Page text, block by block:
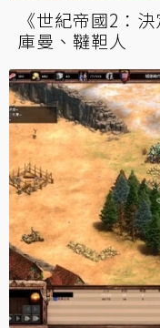
《世紀帝國2：
庫曼、韃靼人